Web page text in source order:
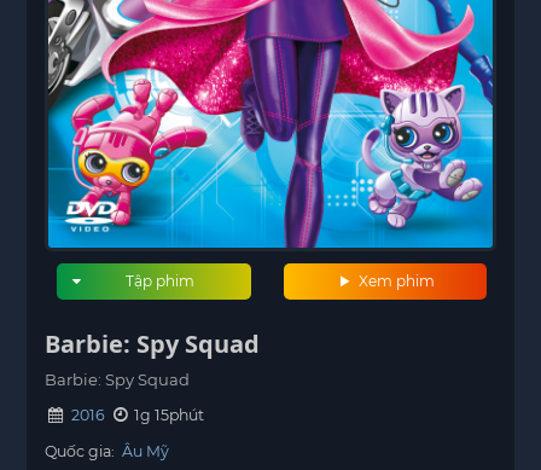
Xem phim
Tập phim
Barbie: Spy Squad
Barbie: Spy Squad
2016
1g 15phút
Quốc gia: Âu Mỹ